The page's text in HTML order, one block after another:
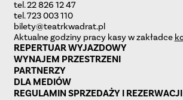
tel. 22 826 12 47
tel. 723 003 110
bilety@teatrkwadrat.pl
Aktualne godziny pracy kasy w zakładce
REPERTUAR WYJAZDOWY
WYNAJEM PRZESTRZENI
PARTNERZY
DLA MEDIÓW
REGULAMIN SPRZEDAŻY I